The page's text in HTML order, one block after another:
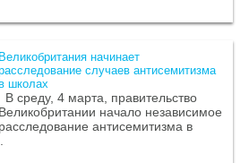
Великобритания начинает
случаев антисемитизма
школах
В среду, 4 марта, правительство
Великобритании начало независимое
расследование антисемитизма в